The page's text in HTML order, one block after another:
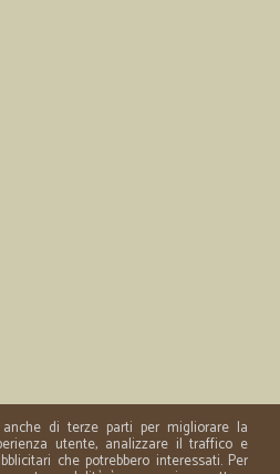
di terze parti per migliorare la
utente, analizzare il traffico e
che potrebbero interessati. Per